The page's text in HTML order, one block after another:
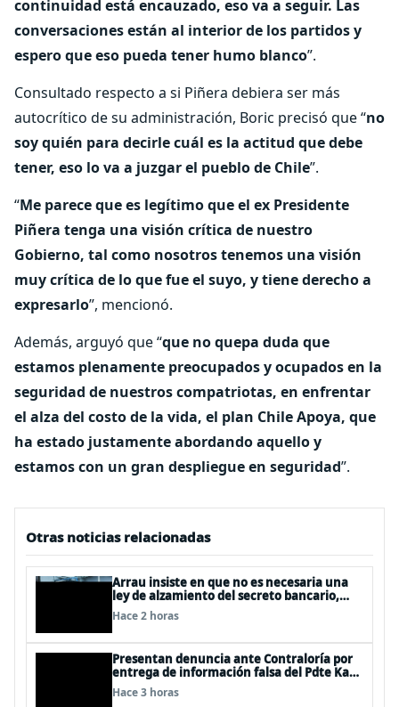
continuidad está encauzado, eso va a seguir. Las
conversaciones están al interior de los partidos y
espero que eso pueda tener humo blanco”.
Consultado respecto a si Piñera debiera ser más
autocrítico de su administración, Boric precisó que “no
soy quién para decirle cuál es la actitud que debe
tener, eso lo va a juzgar el pueblo de Chile”.
“Me parece que es legítimo que el ex Presidente
Piñera tenga una visión crítica de nuestro
Gobierno, tal como nosotros tenemos una visión
muy crítica de lo que fue el suyo, y tiene derecho a
expresarlo”, mencionó.
Además, arguyó que “que no quepa duda que
estamos plenamente preocupados y ocupados en la
seguridad de nuestros compatriotas, en enfrentar
el alza del costo de la vida, el plan Chile Apoya, que
ha estado justamente abordando aquello y
estamos con un gran despliegue en seguridad”.
Otras noticias relacionadas
Arrau insiste en que no es necesaria una
ley de alzamiento del secreto bancario,
porque ya existe
Hace 2 horas
Presentan denuncia ante Contraloría por
entrega de información falsa del Pdte Kast
en cadena nacional
Hace 3 horas